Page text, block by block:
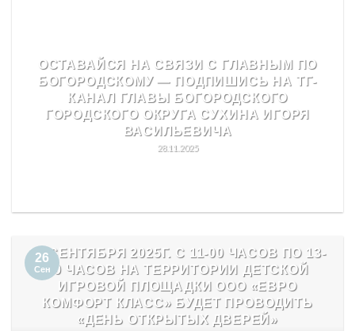
ОСТАВАЙСЯ НА СВЯЗИ С ГЛАВНЫМ ПО
БОГОРОДСКОМУ — ПОДПИШИСЬ НА ТГ-
КАНАЛ ГЛАВЫ БОГОРОДСКОГО
ГОРОДСКОГО ОКРУГА СУХИНА ИГОРЯ
ВАСИЛЬЕВИЧА
28.11.2025
27 СЕНТЯБРЯ 2025Г. С 11-00 ЧАСОВ ПО 13-
00 ЧАСОВ НА ТЕРРИТОРИИ ДЕТСКОЙ
ИГРОВОЙ ПЛОЩАДКИ ООО «ЕВРО
КОМФОРТ КЛАСС» БУДЕТ ПРОВОДИТЬ
«ДЕНЬ ОТКРЫТЫХ ДВЕРЕЙ»
26
Сен